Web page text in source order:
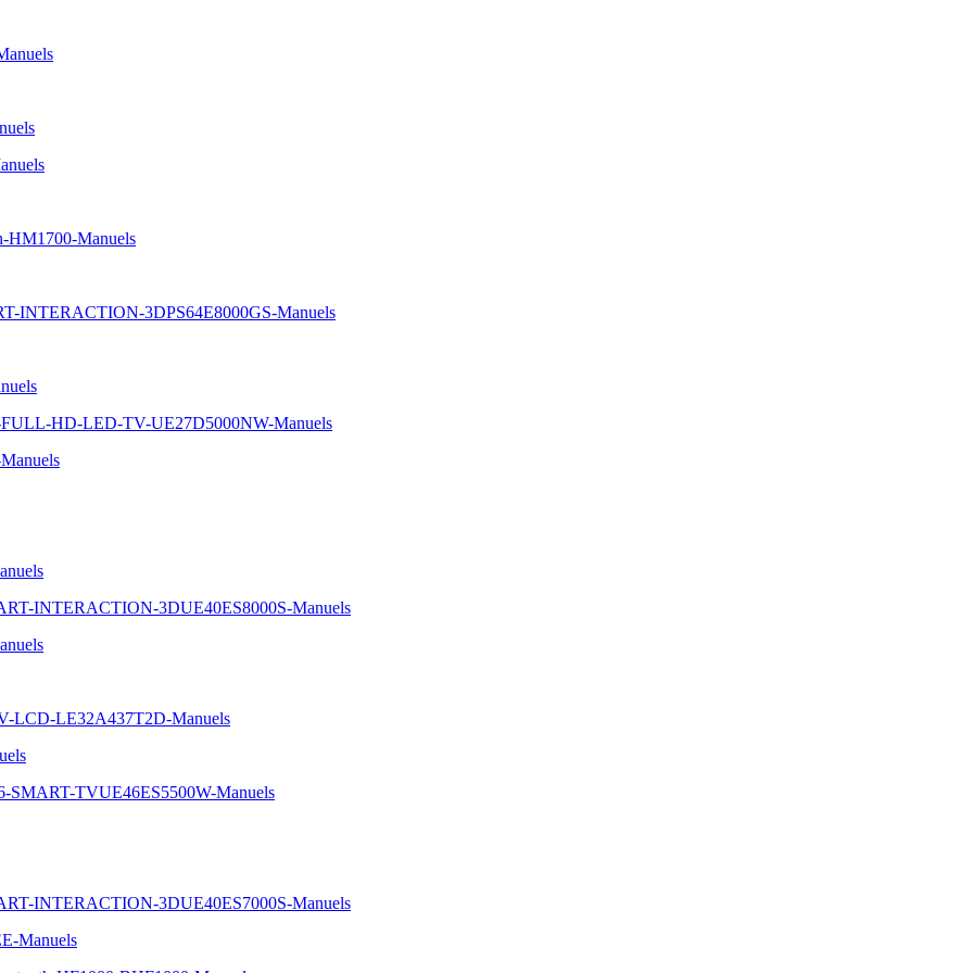
HM1700-Manuels
INTERACTION-3DPS64E8000GS-Manuels
HD-LED-TV-UE27D5000NW-Manuels
INTERACTION-3DUE40ES8000S-Manuels
LCD-LE32A437T2D-Manuels
SMART-TVUE46ES5500W-Manuels
INTERACTION-3DUE40ES7000S-Manuels
Manuels